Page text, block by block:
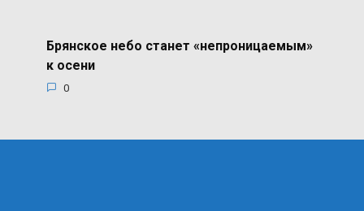
Брянское небо станет «непроницаемым»
к осени
0